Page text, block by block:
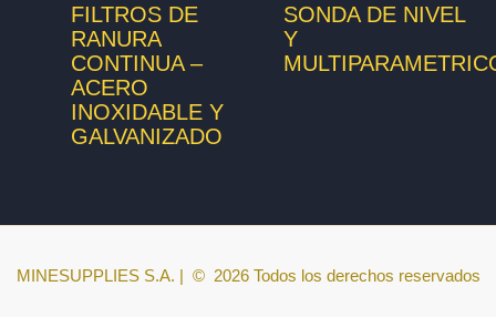
FILTROS DE
RANURA
CONTINUA –
ACERO
INOXIDABLE Y
GALVANIZADO
SONDA DE NIVEL
Y
MINESUPPLIES S.A. | © 2026 Todos los derechos reservados